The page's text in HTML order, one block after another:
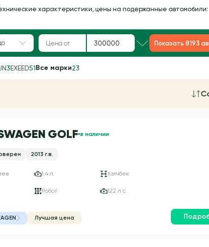
характеристики, цены на подержанные автомобили:
Показать 8193
3EXEED51Все марки23
GOLF в наличии
2013 г.в.
1.4 л. Хэтчбек
Робот 122 л.с.
Лучшая цена